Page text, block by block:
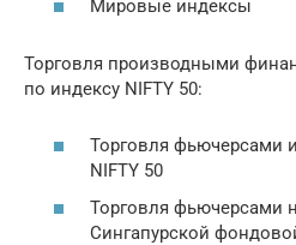
Мировые индексы
Торговля производными
по индексу NIFTY 50:
Торговля фьючерсами
NIFTY 50
Торговля фьючерсами
Сингапурской